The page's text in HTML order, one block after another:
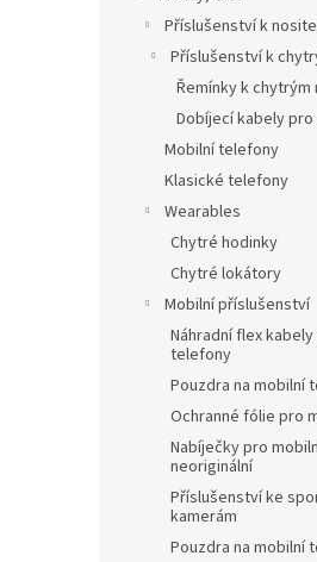
Příslušenství k
Příslušenství k
Řemínky k chytrým
Dobíjecí kabely
Mobilní telefony
Klasické telefony
Wearables
Chytré hodinky
Chytré lokátory
Mobilní příslušenství
Náhradní flex
telefony
Pouzdra na mobilní
Ochranné fólie pro
Nabíječky pro
neoriginální
Příslušenství ke
kamerám
Pouzdra na mobilní